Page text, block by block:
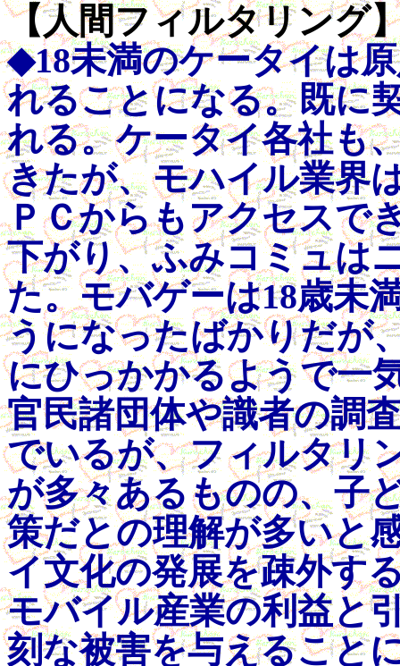
【人間フィルタリング
◆18未満のケータイは
れることになる。既に
れる。ケータイ各社も
きたが、モハイル業界
ＰＣからもアクセスで
下がり、ふみコミュは
た。モバゲーは18歳未
うになったばかりだが
にひっかかるようで一
官民諸団体や識者の調
でいるが、フィルタリ
が多々あるものの、子
策だとの理解が多いと
イ文化の発展を疎外す
モバイル産業の利益と
刻な被害を与えること